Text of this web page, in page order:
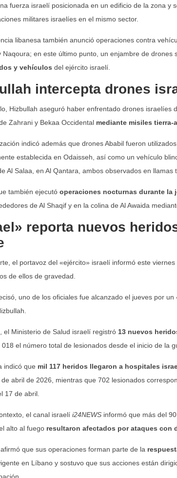
fuerza israelí posicionada en un edificio de la zona y
militares israelíes en el mismo sector.
libanesa también anunció operaciones contra
Naqoura; en este último punto, un enjambre de drones
y vehículos del ejército israelí.
intercepta drones
Hizbullah aseguró haber enfrentado drones israelíes
Zahrani y Bekaa Occidental mediante misiles tierra-
indicó además que drones Ababil fueron
establecida en Odaisseh, así como un vehículo
Al Salaa, en Al Qantara, ambos observados en llamas
también ejecutó operaciones nocturnas durante la
de Al Shaqif y en la colina de Al Awaida
reporta nuevos
el portavoz del «ejército» israelí informó este
de ellos de gravedad.
uno de los oficiales fue alcanzado el jueves por
el Ministerio de Salud israelí registró 13 nuevos
018 el número total de lesionados desde el inicio de la
indicó que mil 117 heridos llegaron a hospitales
abril de 2026, mientras que 702 lesionados
17 de abril.
el canal israelí i24NEWS informó que más del
alto al fuego resultaron afectados por ataques con
que sus operaciones forman parte de la
en Líbano y sostuvo que sus acciones están